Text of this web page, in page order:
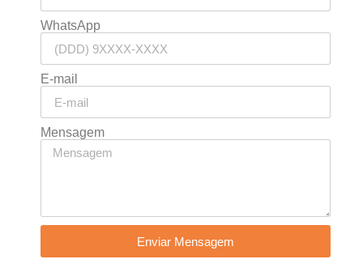
WhatsApp
E-mail
Mensagem
Enviar Mensagem